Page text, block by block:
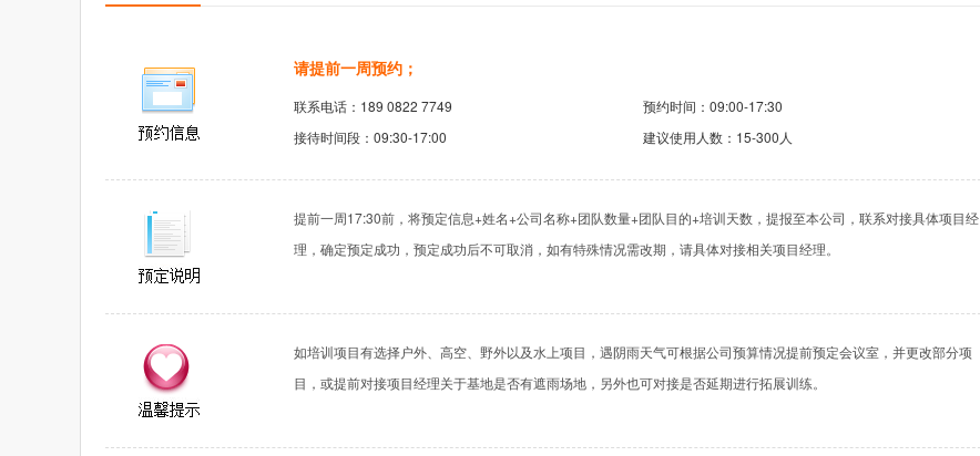
请提前一周预约；
联系电话：189 0822 7749
预约时间：09:00-17:30
接待时间段：09:30-17:00
建议使用人数：15-300人
提前一周17:30前，将预定信息+姓名+公司名称+团队数量+团队目的+培训天数，提报至本公司，联系对接具体项目经
理，确定预定成功，预定成功后不可取消，如有特殊情况需改期，请具体对接相关项目经理。
如培训项目有选择户外、高空、野外以及水上项目，遇阴雨天气可根据公司预算情况提前预定会议室，并更改部分项
目，或提前对接项目经理关于基地是否有遮雨场地，另外也可对接是否延期进行拓展训练。